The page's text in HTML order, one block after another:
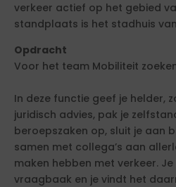
verkeer actief op het gebied
standplaats is het stadhuis
Opdracht
Voor het team Mobiliteit
In deze functie geef je helder,
juridisch advies, pak je
beroepszaken op, sluit je aan
samen met collega’s aan
maken hebben met verkeer.
vraagbaak en je vindt het